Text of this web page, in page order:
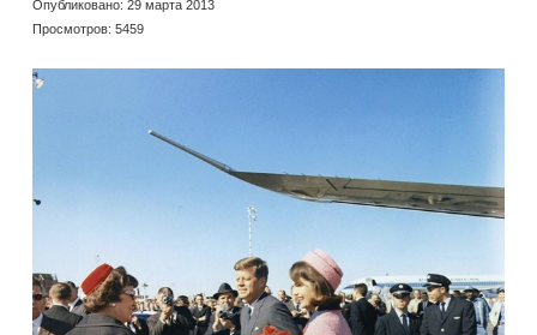
Опубликовано: 29 марта 2013
Просмотров: 5459